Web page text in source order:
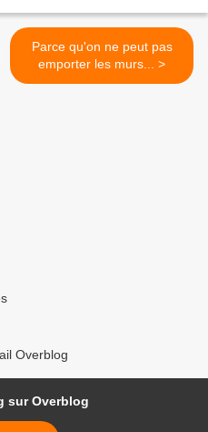
Parce qu'on ne peut pas
emporter les murs... >
Overblog
sur Overblog